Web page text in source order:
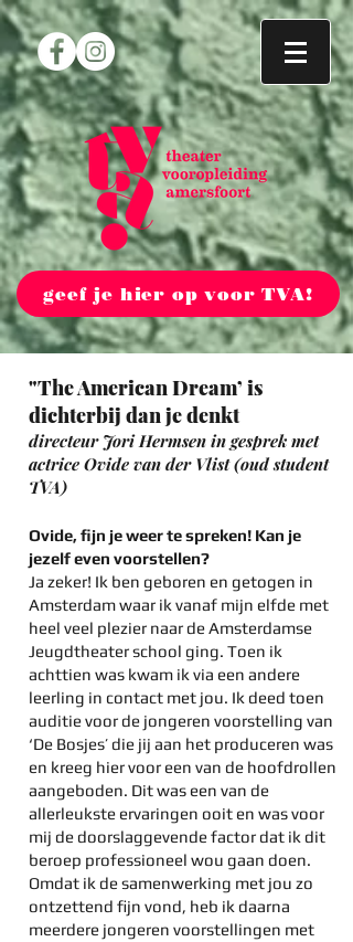
geef je hier op voor TVA!
"The American Dream’ is
dichterbij dan je denkt
directeur Jori Hermsen in gesprek met
actrice Ovide van der Vlist (oud student
TVA)
Ovide, fijn je weer te spreken! Kan je
jezelf even voorstellen?
Ja zeker! Ik ben geboren en getogen in
Amsterdam waar ik vanaf mijn elfde met
heel veel plezier naar de Amsterdamse
Jeugdtheater school ging. Toen ik
achttien was kwam ik via een andere
leerling in contact met jou. Ik deed toen
auditie voor de jongeren voorstelling van
‘De Bosjes’ die jij aan het produceren was
en kreeg hier voor een van de hoofdrollen
aangeboden. Dit was een van de
allerleukste ervaringen ooit en was voor
mij de doorslaggevende factor dat ik dit
beroep professioneel wou gaan doen.
Omdat ik de samenwerking met jou zo
ontzettend fijn vond, heb ik daarna
meerdere jongeren voorstellingen met